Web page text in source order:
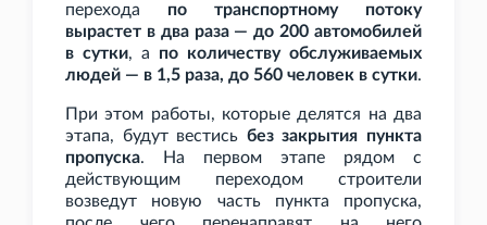
перехода по транспортному потоку
вырастет в два раза — до 200 автомобилей
в сутки, а по количеству обслуживаемых
людей — в 1,5 раза, до 560 человек в сутки.
При этом работы, которые делятся на два
этапа, будут вестись без закрытия пункта
пропуска. На первом этапе рядом с
действующим переходом строители
возведут новую часть пункта пропуска,